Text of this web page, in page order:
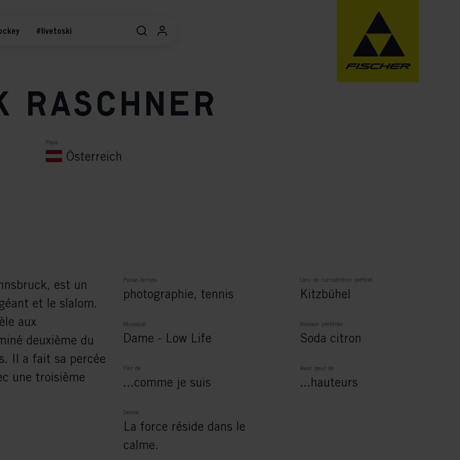
#livetoski
Raschner
Pays
Österreich
est un
et le slalom.
aux
deuxième du
Il a fait sa percée
une troisième
Passe-temps
photographie, tennis
Lieu de compétition préféré
Kitzbühel
Musique
Dame - Low Life
Boisson préférée
Soda citron
Fier de
...comme je suis
Avoir peur de
...hauteurs
Devise
La force réside dans le
calme.